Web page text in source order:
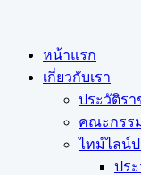
หน้าแรก
เกี่ยวกับเรา
ประวัติร
คณะกรร
ไทม์ไลน์
ปร